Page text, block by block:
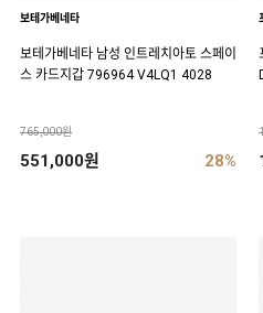
보테가베네타
보테가베네타 남성 인트레치아토 스페이
스 카드지갑 796964 V4LQ1 4028
765,000원
551,000원 28%